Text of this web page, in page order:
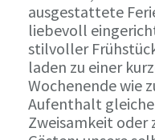
ausgestattete
liebevoll
stilvoller
laden zu einer
Wochenende wie
Aufenthalt
Zweisamkeit oder